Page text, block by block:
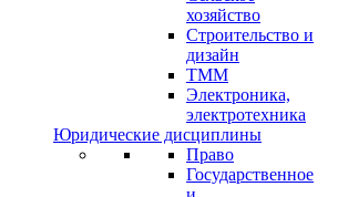
хозяйство
Строительство и
дизайн
ТММ
Электроника,
электротехника
Юридические дисциплины
Право
Государственное